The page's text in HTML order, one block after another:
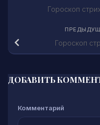
Гороскоп
Гороскоп
ДОБАВИТЬ
Комментарий